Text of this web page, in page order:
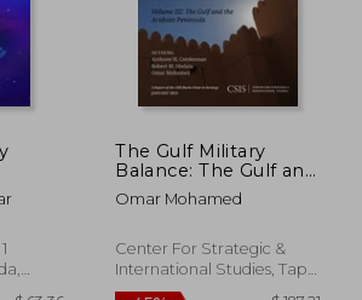
10
The Gulf Military
Balance: The Gulf and
the Arabian Peninsula
(en Inglés)
Omar Mohamed
Center For Strategic &
International Studies, Tapa
Blanda, Nuevo